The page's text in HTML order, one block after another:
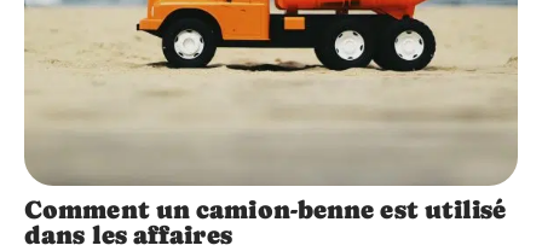
Comment un camion-benne est utilisé
dans les affaires